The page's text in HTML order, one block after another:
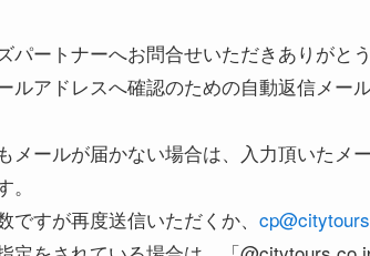
パートナーへお問合せいただきありがとう
ルアドレスへ確認のための自動返信メー
メールが届かない場合は、入力頂いた
ですが再度送信いただくか、